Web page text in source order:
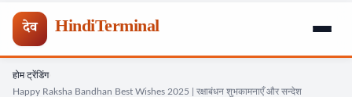
देव HindiTerminal
Skip
होम› ट्रेंडिंग›
Happy Raksha Bandhan Best Wishes 2025 | रक्षाबंधन शुभकामनाएँ और सन्देश